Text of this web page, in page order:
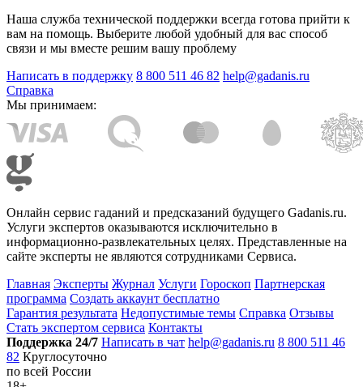
Наша служба технической поддержки всегда готова прийти к
вам на помощь. Выберите любой удобный для вас способ
связи и мы вместе решим вашу проблему
Написать в поддержку 8 800 511 46 82 help@gadanis.ru
Справка
Мы принимаем:
Онлайн сервис гаданий и предсказаний будущего Gadanis.ru.
Услуги экспертов оказываются исключительно в
информационно-развлекательных целях. Представленные на
сайте эксперты не являются сотрудниками Сервиса.
Главная Эксперты Журнал Услуги Гороскоп Партнерская
программа Создать аккаунт бесплатно
Гарантия результата Недопустимые темы Справка Отзывы
Стать экспертом сервиса Контакты
Поддержка 24/7 Написать в чат help@gadanis.ru 8 800 511 46
82 Круглосуточно
по всей России